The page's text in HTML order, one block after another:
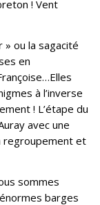
! Vent
» ou la sagacité
en
à l’inverse
! L’étape du
avec une
regroupement et
sommes
barges